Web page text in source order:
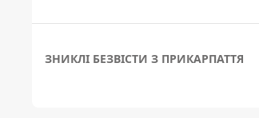
ЗНИКЛІ БЕЗВІСТИ З ПРИКАРПАТТЯ